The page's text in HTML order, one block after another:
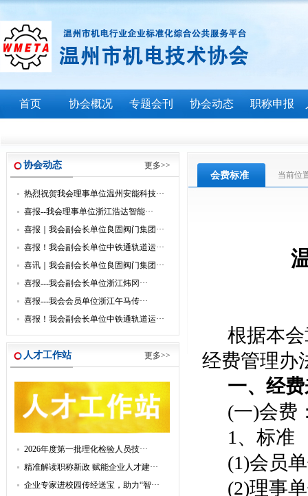
首页 协会概况 专题会刊 协会动态 职称申报
协会动态 更多>>
热烈祝贺我会理事单位温州安能科技···
喜报--我会理事单位浙江浩达智能···
喜报｜我会副会长单位良固阀门集团···
喜报！我会副会长单位中铁通轨道运···
喜讯｜我会副会长单位良固阀门集团···
喜报---我会副会长单位浙江炜冈···
喜报---我会会员单位浙江午马传···
喜报！我会副会长单位中铁通轨道运···
人才工作站 更多>>
2026年度第一批理化检验人员技···
精准解读职称新政 赋能企业人才建···
企业专家进校园传经送宝，助力“智···
会费标准 当前位
根据本
经费管理办
一、经
(一)会费
1、标准
(1)会员
(2)理事